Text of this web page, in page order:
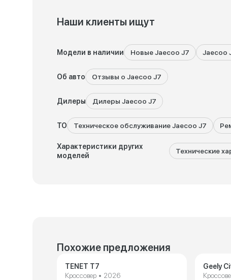
Наши клиенты ищут
Модели в наличии Новые Jaecoo J7 Jaecoo
Об авто Отзывы о Jaecoo J7
Дилеры Дилеры Jaecoo J7
ТО Техническое обслуживание Jaecoo J7
Характеристики других
моделей
Технические
Похожие предложения
TENET T7
Кроссовер • 2026
Geely